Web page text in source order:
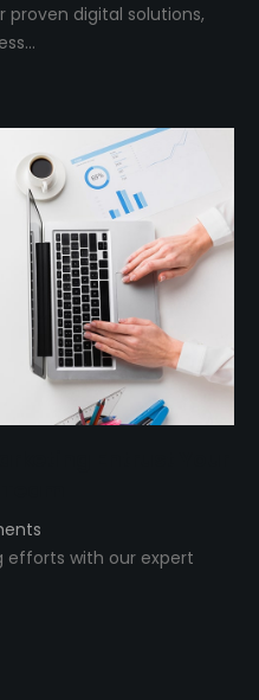
digital solutions,
efforts with our expert